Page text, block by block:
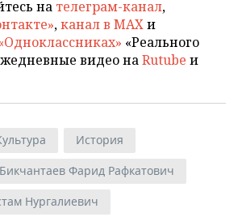
на телеграм-канал,
,канал в MAXи
«Реального
видео наRutube и
История
Бикчантаев Фарид Рафкатович
Нургалиевич